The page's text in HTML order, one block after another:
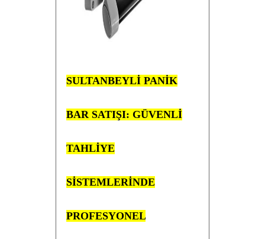
SULTANBEYLİ PANİK
BAR SATIŞI: GÜVENLİ
TAHLİYE
SİSTEMLERİNDE
PROFESYONEL